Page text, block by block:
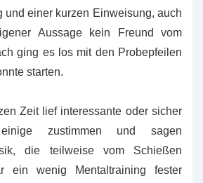
und einer kurzen Einweisung, auch
Aussage kein Freund vom
ging es los mit den Probepfeilen
starten.
Zeit lief interessante oder sicher
zustimmen und sagen
die teilweise vom Schießen
ein wenig Mentaltraining fester